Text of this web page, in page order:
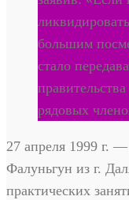
большим
стало
рядовых
27 апреля 1999 г. —
Фалуньгун из г.
практических